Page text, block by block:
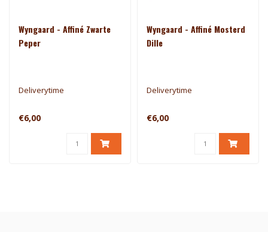
Wyngaard - Affiné Zwarte
Peper
Deliverytime
€6,00
Wyngaard - Affiné Mosterd
Dille
Deliverytime
€6,00